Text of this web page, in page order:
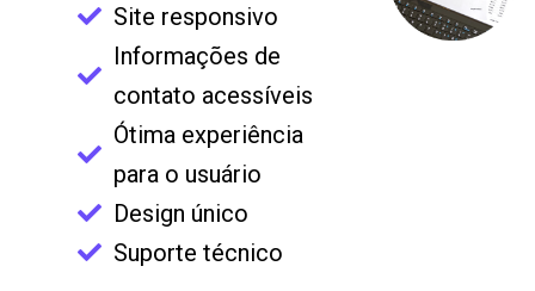
Site responsivo
Informações de
contato acessíveis
Ótima experiência
para o usuário
Design único
Suporte técnico